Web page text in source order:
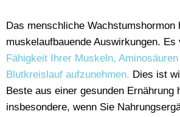
Das menschliche Wachstumshormon
muskelaufbauende Auswirkungen.
Fähigkeit Ihrer Muskeln,
Blutkreislauf aufzunehmen. Dies ist
Beste aus einer gesunden Ernährung
insbesondere, wenn Sie